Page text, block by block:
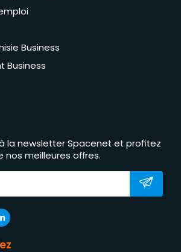
Business
Business
la newsletter Spacenet et profitez
nos meilleures offres.